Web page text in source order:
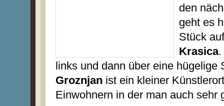
den
geht es
Stück
Krasica.
links und dann über eine hügelige
Groznjan ist ein kleiner
Einwohnern in der man auch sehr